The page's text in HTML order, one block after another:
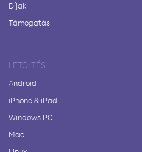
Díjak
Támogatás
LETÖLTÉS
Android
iPhone & iPad
Windows PC
Mac